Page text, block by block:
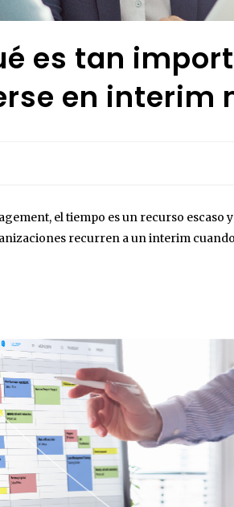
es tan
en interim
el tiempo es un recurso escaso
recurren a un interim